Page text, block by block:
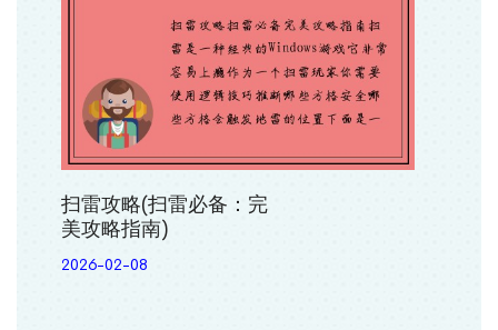
扫雷攻略(扫雷必备：完
美攻略指南)
2026-02-08